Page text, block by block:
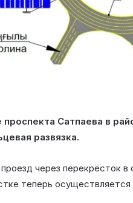
проспекта Сатпаева в
развязка.
проезд через перекрёсток
теперь осуществляется